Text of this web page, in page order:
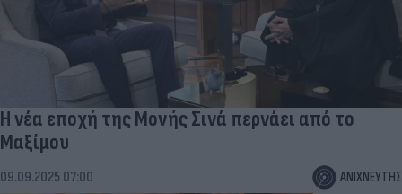
Η νέα εποχή της Μονής Σινά περνάει από το
Μαξίμου
09.09.2025 07:00 ΑΝΙΧΝΕΥΤΗΣ